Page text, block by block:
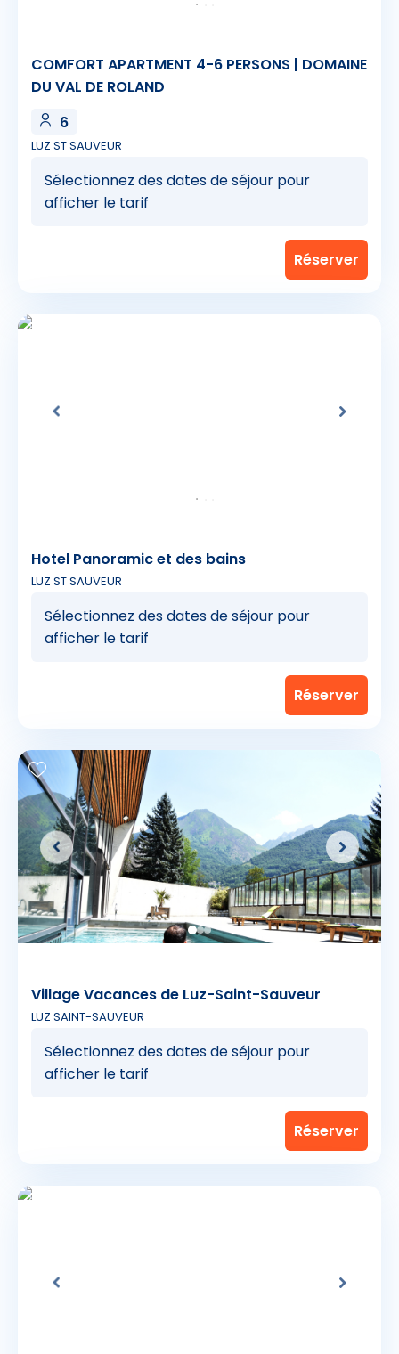
COMFORT APARTMENT 4-6 PERSONS | DOMAINE
DU VAL DE ROLAND
6
LUZ ST SAUVEUR
Sélectionnez des dates de séjour pour
afficher le tarif
Hotel Panoramic et des bains
LUZ ST SAUVEUR
Sélectionnez des dates de séjour pour
afficher le tarif
Village Vacances de Luz-Saint-Sauveur
LUZ SAINT-SAUVEUR
Sélectionnez des dates de séjour pour
afficher le tarif